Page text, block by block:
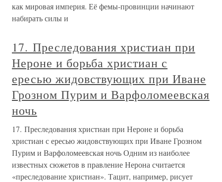
как мировая империя. Её фемы-провинции начинают
набирать силы и
17. Преследования христиан при
Нероне и борьба христиан с
ересью жидовствующих при Иване
Грозном Пурим и Варфоломеевская
ночь
17. Преследования христиан при Нероне и борьба
христиан с ересью жидовствующих при Иване Грозном
Пурим и Варфоломеевская ночь Одним из наиболее
известных сюжетов в правление Нерона считается
«преследование христиан». Тацит, например, рисует